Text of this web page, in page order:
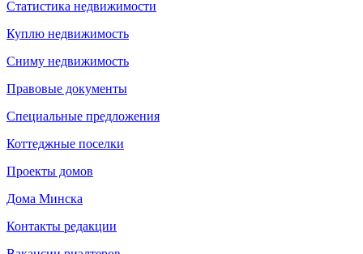
Статистика недвижимости
Куплю недвижимость
Сниму недвижимость
Правовые документы
Специальные предложения
Коттеджные поселки
Проекты домов
Дома Минска
Контакты редакции